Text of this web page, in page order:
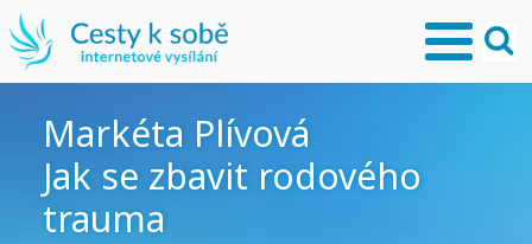
Markéta Plívová
Jak se zbavit rodového
trauma